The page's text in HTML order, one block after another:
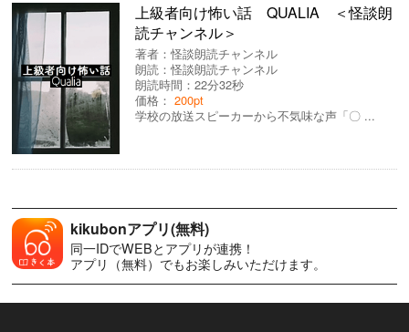
上級者向け怖い話 QUALIA ＜怪談朗
読チャンネル＞
著者：怪談朗読チャンネル
朗読：怪談朗読チャンネル
朗読時間：22分32秒
価格：200pt
学校の放送スピーカーから不気味な声「〇 ...
kikubonアプリ(無料)
同一IDでWEBとアプリが連携！
アプリ（無料）でもお楽しみいただけます。